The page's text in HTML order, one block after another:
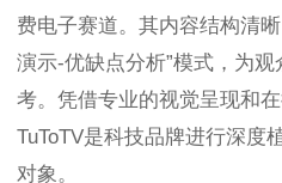
费电子赛道。其内容结构清
演示-优缺点分析”模式，为
考。凭借专业的视觉呈现和
TuToTV是科技品牌进行深度
对象。